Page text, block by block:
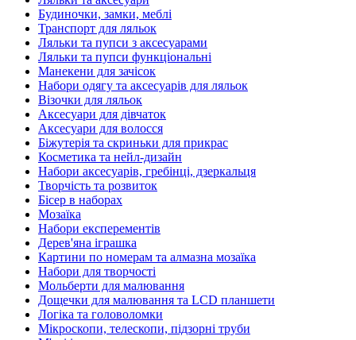
Будиночки, замки, меблі
Транспорт для ляльок
Ляльки та пупси з аксесуарами
Ляльки та пупси функціональні
Манекени для зачісок
Набори одягу та аксесуарів для ляльок
Візочки для ляльок
Аксесуари для дівчаток
Аксесуари для волосся
Біжутерія та скриньки для прикрас
Косметика та нейл-дизайн
Набори аксесуарів, гребінці, дзеркальця
Творчість та розвиток
Бісер в наборах
Мозаїка
Набори експерементів
Дерев'яна іграшка
Картини по номерам та алмазна мозаїка
Набори для творчості
Мольберти для малювання
Дощечки для малювання та LCD планшети
Логіка та головоломки
Мікроскопи, телескопи, підзорні труби